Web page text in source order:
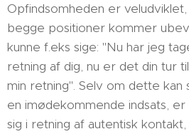
Opfindsomheden er
begge positioner kommer
kunne f.eks sige: "Nu har jeg
retning af dig, nu er det din tur
min retning". Selv om dette
en imødekommende indsats,
sig i retning af autentisk